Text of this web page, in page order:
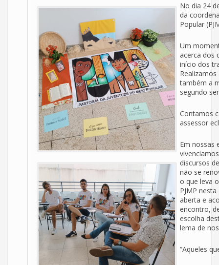
No dia 24
da
Popular
Um
acerca dos
início dos
também a
segundo
Contamos
assessor
Em nossas
discursos
não se
o que leva
PJMP
aberta e
encontro,
escolha
lema de
“Aqueles